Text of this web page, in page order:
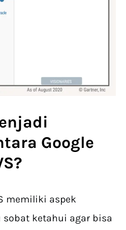
Google
?
memiliki aspek
sobat ketahui agar bisa